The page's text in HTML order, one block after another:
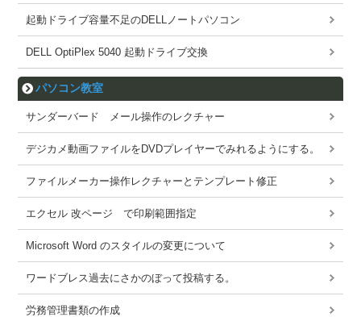
起動ドライブ容量不足のDELLノートパソコン
DELL OptiPlex 5040 起動ドライブ交換
パソコン教室
サンダーバード メール操作のレクチャー
デジカメ動画ファイルをDVDプレイヤーでみれるようにする。
ファイルメーカー操作レクチャーとテンプレート修正
エクセル 改ページ で印刷範囲指定
Microsoft Word のスタイルの変更について
ワードブレス過去にさかのぼって投稿する。
労務管理書類の作成